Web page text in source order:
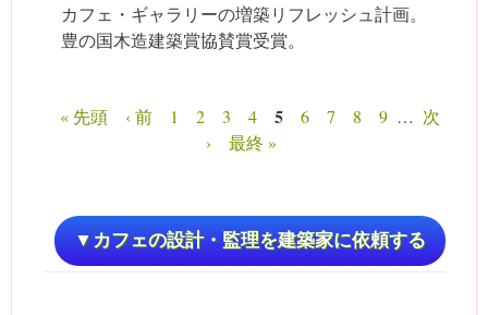
カフェ・ギャラリーの増築リフレッシュ計画。
豊の国木造建築賞協賛賞受賞。
ページ
« 先頭 ‹ 前 1 2 3 4 5 6 7 8 9 … 次
›
最終 »
▼カフェの設計・監理を建築家に依頼する